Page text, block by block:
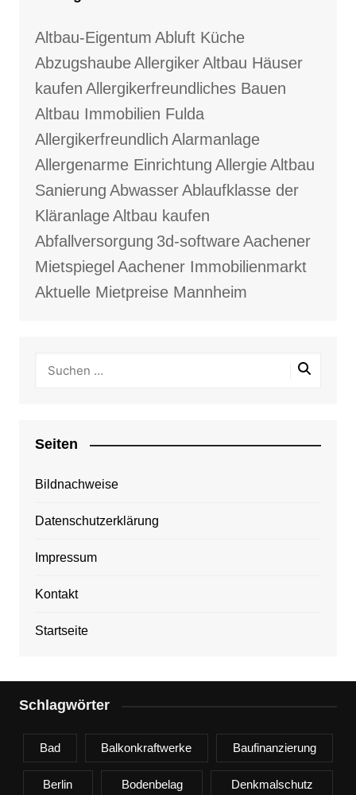
Altbau-Eigentum Abluft Küche
AbzugshaubeAllergikerAltbau Häuser
kaufen Allergikerfreundliches Bauen
Altbau Immobilien Fulda
Allergikerfreundlich Alarmanlage
Allergenarme Einrichtung AllergieAltbau
Sanierung AbwasserAblaufklasse der
KläranlageAltbau kaufen
Abfallversorgung 3d-softwareAachener
Mietspiegel Aachener Immobilienmarkt
Aktuelle Mietpreise Mannheim
Seiten
Bildnachweise
Datenschutzerklärung
Impressum
Kontakt
Startseite
Schlagwörter
Bad Balkonkraftwerke Baufinanzierung
Berlin Bodenbelag Denkmalschutz